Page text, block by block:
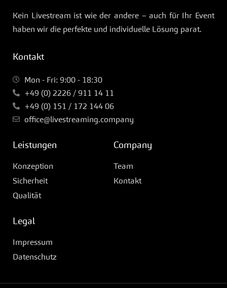
Kein Livestream ist wie der andere – auch für Ihr Event
haben wir die perfekte und individuelle Lösung parat.
Kontakt
Mon - Fri: 9:00 - 18:30
+49 (0) 2226 / 911 14 11
+49 (0) 151 / 172 144 06
office@livestreaming.company
Leistungen
Konzeption
Sicherheit
Qualität
Company
Team
Kontakt
Legal
Impressum
Datenschutz